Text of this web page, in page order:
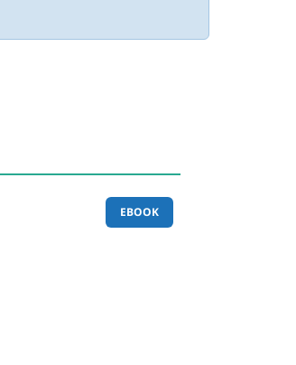
EBOOK